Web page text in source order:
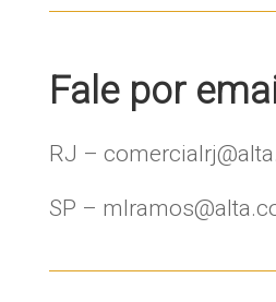
Fale por
RJ –
SP –